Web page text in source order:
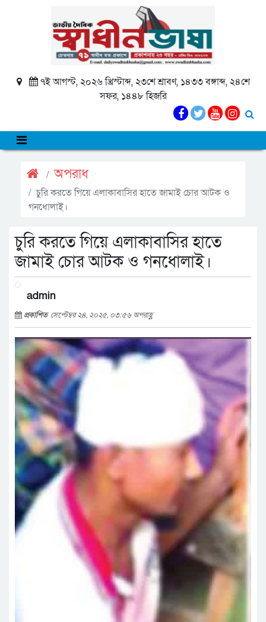
৭ই আগস্ট, ২০২৬ খ্রিস্টাব্দ, ২৩শে শ্রাবণ, ১৪৩৩ বঙ্গাব্দ, ২৪শে
সফর, ১৪৪৮ হিজরি
অপরাধ
চুরি করতে গিয়ে এলাকাবাসির হাতে জামাই চোর আটক ও
গনধোলাই।
চুরি করতে গিয়ে এলাকাবাসির হাতে
জামাই চোর আটক ও গনধোলাই।
admin
প্রকাশিত সেপ্টেম্বর ২৪, ২০২৫, ০৩:৫৬ অপরাহ্ণ